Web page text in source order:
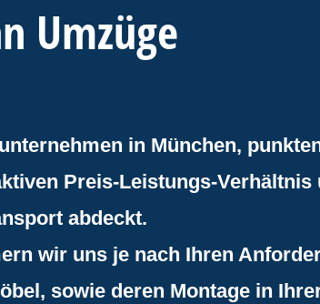
Umzüge
in München,
Preis-Leistungs-
abdeckt.
wir uns je nach Ihren
sowie deren Montage in